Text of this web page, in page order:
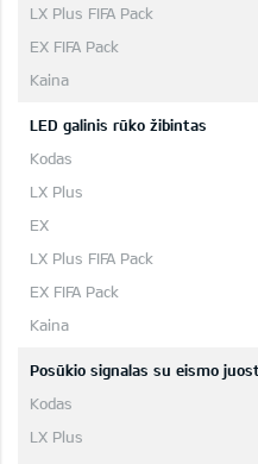
LED galinis rūko žibintas
Posūkio signalas su eismo